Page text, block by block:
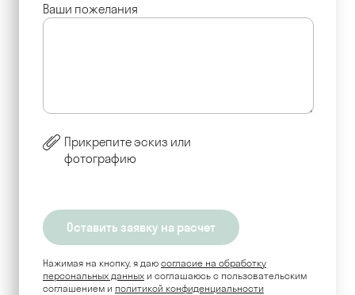
Ваши пожелания
Прикрепите эскиз или
фотографию
Нажимая на кнопку, я даю согласие на обработку
персональных данных и соглашаюсь c пользовательским
соглашением и политикой конфиденциальности